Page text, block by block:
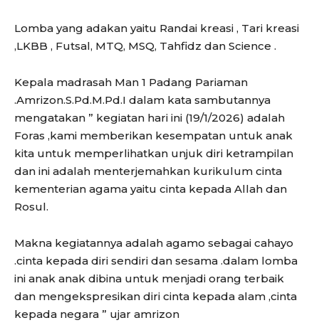
Lomba yang adakan yaitu Randai kreasi , Tari kreasi
,LKBB , Futsal, MTQ, MSQ, Tahfidz dan Science .
Kepala madrasah Man 1 Padang Pariaman
.Amrizon.S.Pd.M.Pd.I dalam kata sambutannya
mengatakan ” kegiatan hari ini (19/1/2026) adalah
Foras ,kami memberikan kesempatan untuk anak
kita untuk memperlihatkan unjuk diri ketrampilan
dan ini adalah menterjemahkan kurikulum cinta
kementerian agama yaitu cinta kepada Allah dan
Rosul.
Makna kegiatannya adalah agamo sebagai cahayo
.cinta kepada diri sendiri dan sesama .dalam lomba
ini anak anak dibina untuk menjadi orang terbaik
dan mengekspresikan diri cinta kepada alam ,cinta
kepada negara ” ujar amrizon